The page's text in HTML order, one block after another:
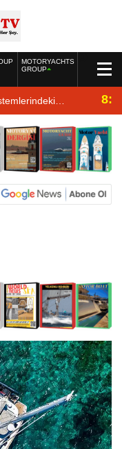
MOTORYACHTS
GROUP